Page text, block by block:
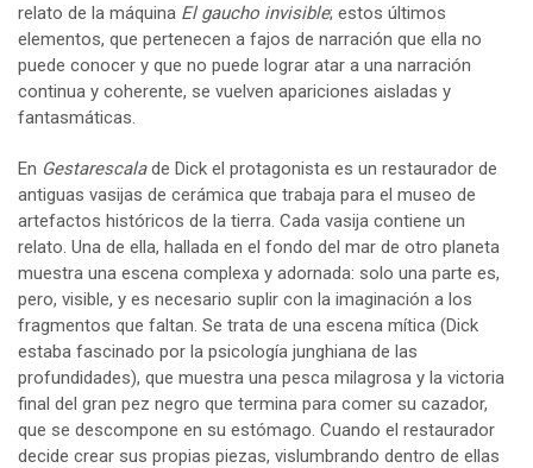
relato de la máquina El gaucho invisible; estos últimos
elementos, que pertenecen a fajos de narración que ella no
puede conocer y que no puede lograr atar a una narración
continua y coherente, se vuelven apariciones aisladas y
fantasmáticas.
En Gestarescalade Dick el protagonista es un restaurador de
antiguas vasijas de cerámica que trabaja para el museo de
artefactos históricos de la tierra. Cada vasija contiene un
relato. Una de ella, hallada en el fondo del mar de otro planeta
muestra una escena complexa y adornada: solo una parte es,
pero, visible, y es necesario suplir con la imaginación a los
fragmentos que faltan. Se trata de una escena mítica (Dick
estaba fascinado por la psicología junghiana de las
profundidades), que muestra una pesca milagrosa y la victoria
final del gran pez negro que termina para comer su cazador,
que se descompone en su estómago. Cuando el restaurador
decide crear sus propias piezas, vislumbrando dentro de ellas